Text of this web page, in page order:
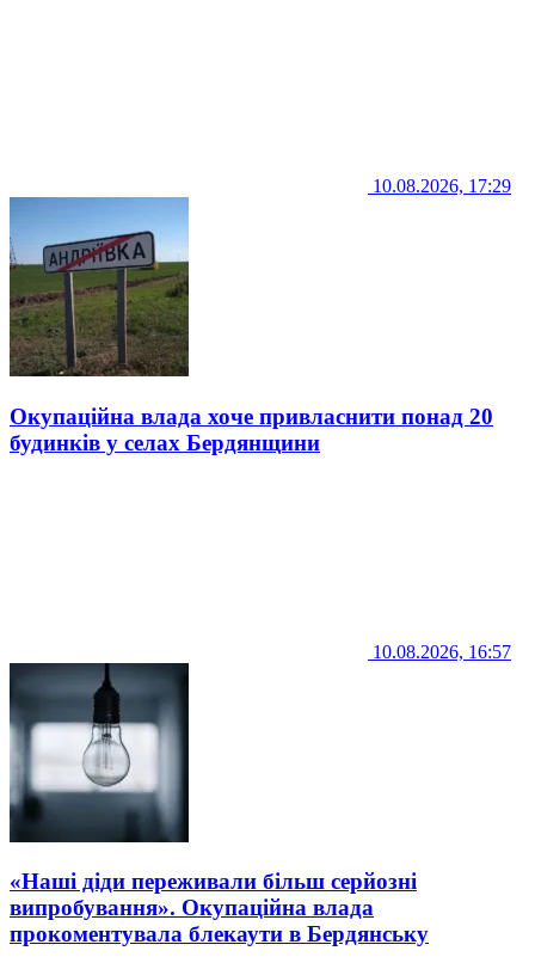
10.08.2026, 17:29
Окупаційна влада хоче привласнити понад 20
будинків у селах Бердянщини
10.08.2026, 16:57
«Наші діди переживали більш серйозні
випробування». Окупаційна влада
прокоментувала блекаути в Бердянську